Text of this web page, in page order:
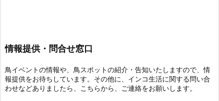
情報提供・問合せ窓口
鳥イベントの情報や、鳥スポットの紹介・告知いたしますので、情
報提供をお待ちしています。その他に、インコ生活に関する問い合
わせなどありましたら、こちらから、ご連絡をお願いします。